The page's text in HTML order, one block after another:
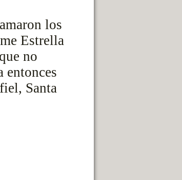
los
Estrella
no
entonces
Santa